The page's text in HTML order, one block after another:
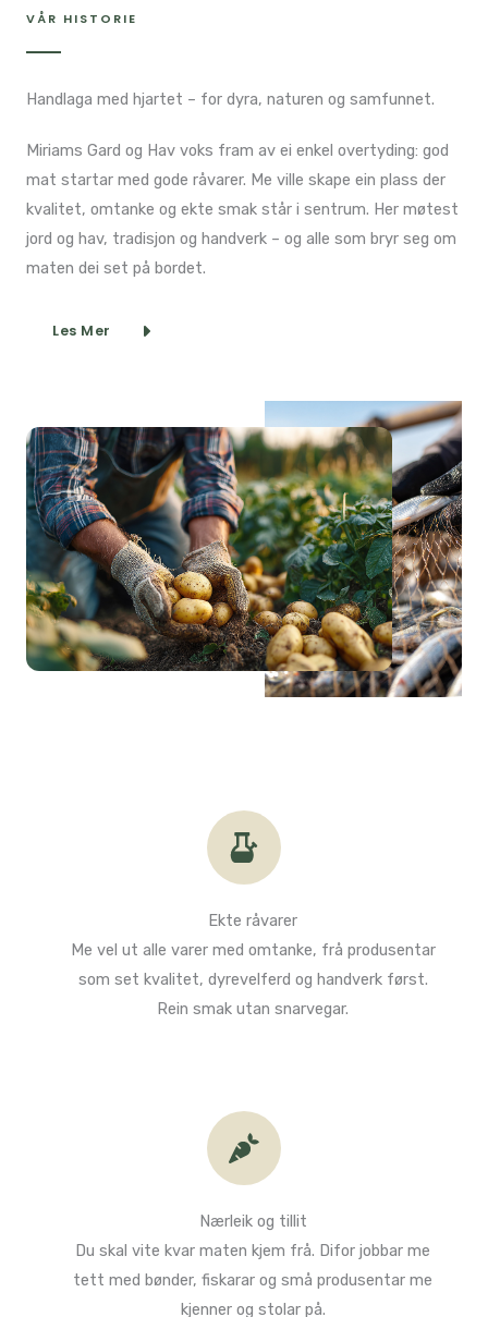
VÅR HISTORIE​
Handlaga med hjartet – for dyra, naturen og samfunnet.
Miriams Gard og Hav voks fram av ei enkel overtyding: god
mat startar med gode råvarer. Me ville skape ein plass der
kvalitet, omtanke og ekte smak står i sentrum. Her møtest
jord og hav, tradisjon og handverk – og alle som bryr seg om
maten dei set på bordet.
Les Mer
Ekte råvarer​
Me vel ut alle varer med omtanke, frå produsentar
som set kvalitet, dyrevelferd og handverk først.
Rein smak utan snarvegar.​
Nærleik og tillit​
Du skal vite kvar maten kjem frå. Difor jobbar me
tett med bønder, fiskarar og små produsentar me
kjenner og stolar på.